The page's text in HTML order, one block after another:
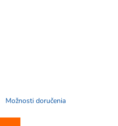
Možnosti doručenia